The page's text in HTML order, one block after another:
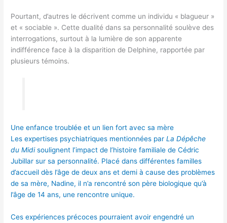
Pourtant, d’autres le décrivent comme un individu « blagueur »
et « sociable ». Cette dualité dans sa personnalité soulève des
interrogations, surtout à la lumière de son apparente
indifférence face à la disparition de Delphine, rapportée par
plusieurs témoins.
Une enfance troublée et un lien fort avec sa mère
Les expertises psychiatriques mentionnées parLa Dépêche
du Midisoulignent l’impact de l’histoire familiale de Cédric
Jubillar sur sa personnalité. Placé dans différentes familles
d’accueil dès l’âge de deux ans et demi à cause des problèmes
de sa mère, Nadine, il n’a rencontré son père biologique qu’à
l’âge de 14 ans, une rencontre unique.
Ces expériences précoces pourraient avoir engendré un